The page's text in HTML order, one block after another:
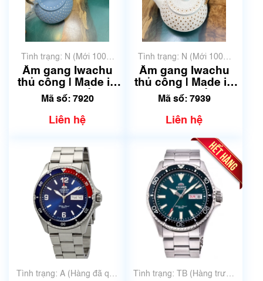
Tình trạng: N (Mới 100%
chưa qua sử dụng)
Ấm gang Iwachu
thủ công | Made in
Japan | Mã số 7920
Mã số: 7920
Liên hệ
Tình trạng: N (Mới 100%
chưa qua sử dụng)
Ấm gang Iwachu
thủ công | Made in
Japan | Mã số 7939
Mã số: 7939
Liên hệ
Tình trạng: A (Hàng đã qua
Tình trạng: TB (Hàng trưng